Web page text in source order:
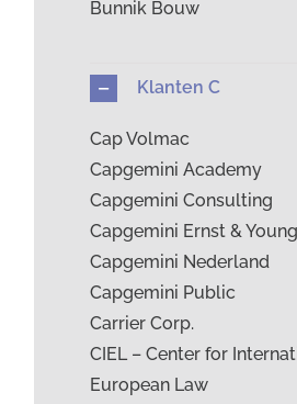
Bunnik Bouw
Klanten C
Cap Volmac
Capgemini Academy
Capgemini Consulting
Capgemini Ernst & Young
Capgemini Nederland
Capgemini Public
Carrier Corp.
CIEL – Center for
European Law